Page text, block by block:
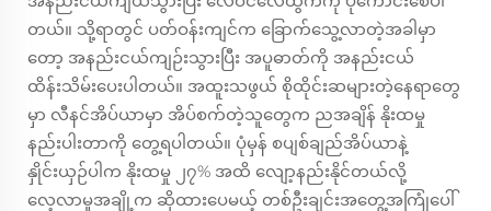
တယ်။ သို့ရာတွင် ပတ်ဝန်းကျင်က ခြောက်သွေ့လာတဲ့အခါမှာ
တော့ အနည်းငယ်ကျဉ်းသွားပြီး အပူဓာတ်ကို အနည်းငယ်
ထိန်းသိမ်းပေးပါတယ်။ အထူးသဖွယ် စိုထိုင်းဆများတဲ့နေရာတွေ
မှာ လီနင်အိပ်ယာမှာ အိပ်စက်တဲ့သူတွေက ညအချိန် နိုးထမှု
နည်းပါးတာကို တွေ့ရပါတယ်။ ပုံမှန် စပျစ်ချည်အိပ်ယာနဲ့
နှိုင်းယှဉ်ပါက နိုးထမှု ၂၇% အထိ လျော့နည်းနိုင်တယ်လို့
လေ့လာမှုအချို့က ဆိုထားပေမယ့် တစ်ဦးချင်းအတွေ့အကြုံပေါ်